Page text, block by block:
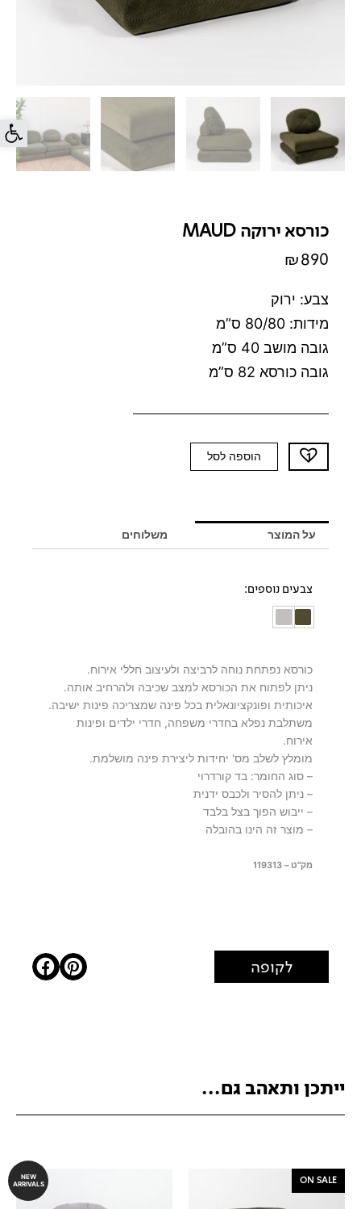
פתח
כורסא ירוקה MAUD
₪890
צבע: ירוק
מידות: 80/80 ס”מ
גובה מושב 40 ס”מ
גובה כורסא 82 ס”מ
כמות
של
MAUD
הוספה לסל
על המוצר משלוחים
צבעים נוספים:
כורסא נפתחת נוחה לרביצה ולעיצוב חללי אירוח.
ניתן לפתוח את הכורסא למצב שכיבה ולהרחיב אותה.
איכותית ופונקציונאלית בכל פינה שמצריכה פינות ישיבה.
משתלבת נפלא בחדרי משפחה, חדרי ילדים ופינות
אירוח.
מומלץ לשלב מס' יחידות ליצירת פינה מושלמת.
– סוג החומר: בד קורדרוי
– ניתן להסיר ולכבס ידנית
– ייבוש הפוך בצל בלבד
– מוצר זה הינו בהובלה
מק"ט – 119313
לקופה
ייתכן ותאהב גם...
ON SALE
NEW
ARRIVALS